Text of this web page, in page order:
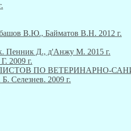
В.Ю., Байматов В.Н. 2012 г.
Пенник Д., д'Анжу М. 2015 г.
2009 г.
ПО ВЕТЕРИНАРНО-
Селезнев. 2009 г.